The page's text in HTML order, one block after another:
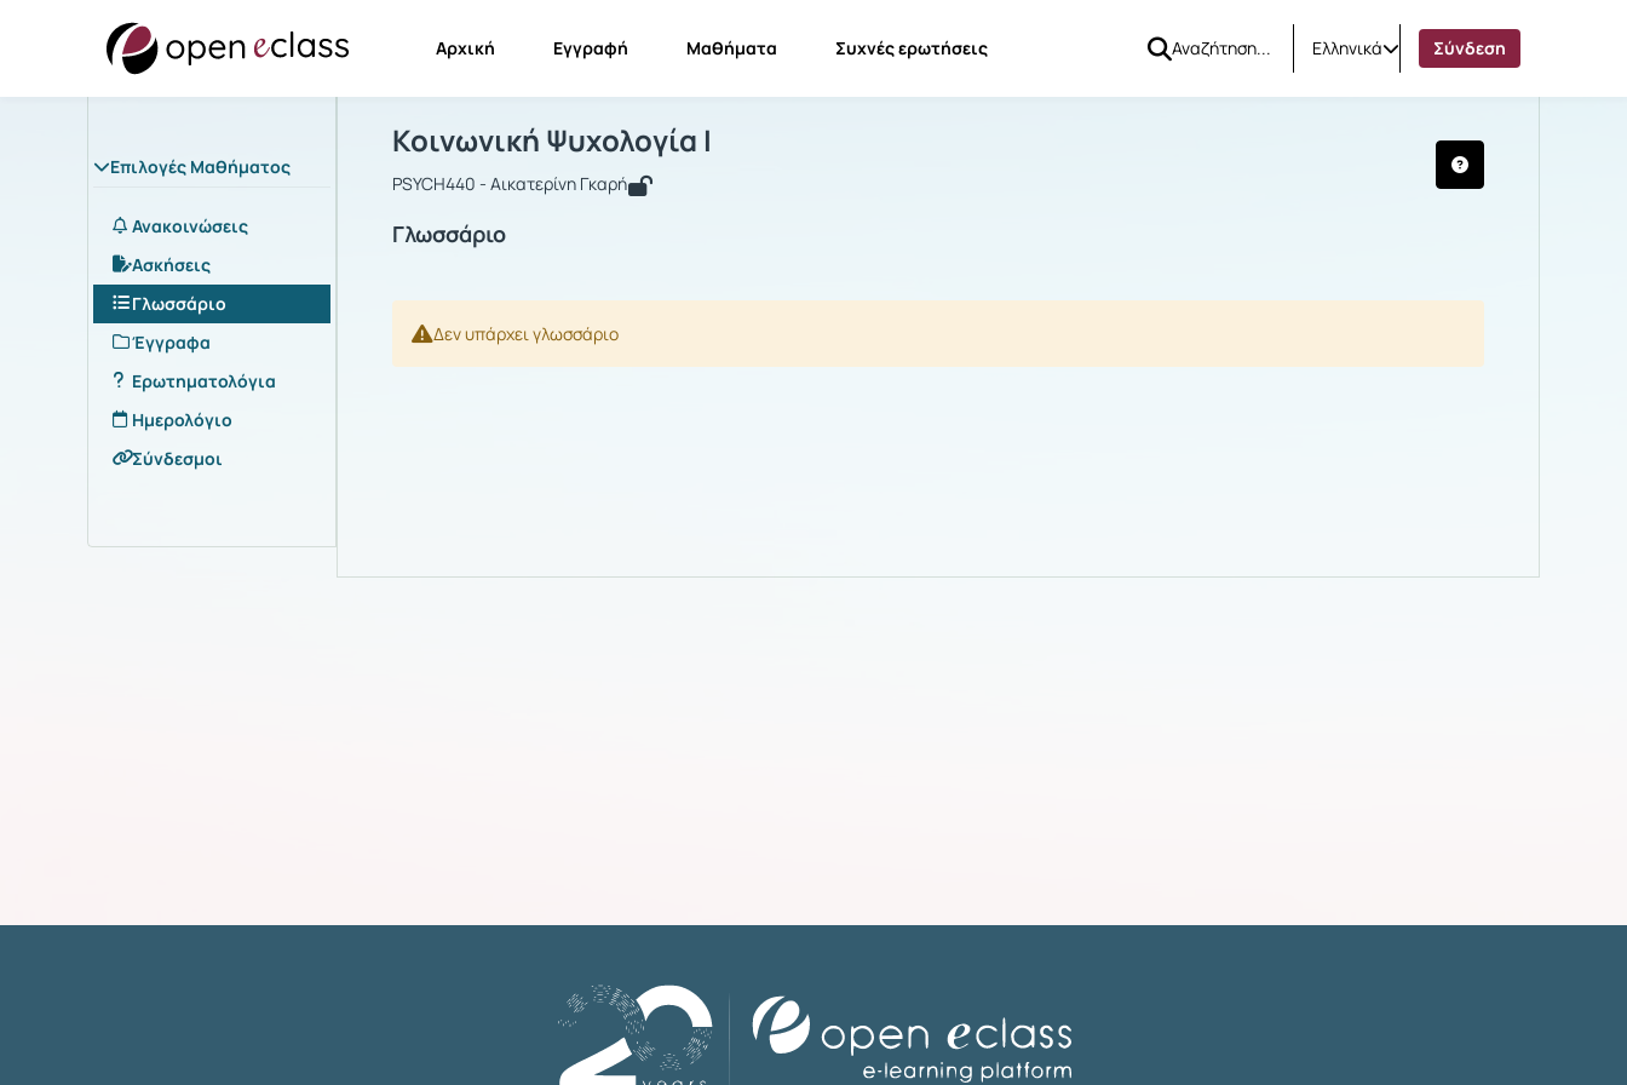
Αρχική Εγγραφή Μαθήματα Συχνές ερωτήσεις Ελληνικά Σύνδεση
Επιλογές Μαθήματος
Ανακοινώσεις
Ασκήσεις
Γλωσσάριο
Έγγραφα
Ερωτηματολόγια
Ημερολόγιο
Σύνδεσμοι
Μάθημα : Κοινωνική Ψυχολογία I
Κοινωνική Ψυχολογία I
PSYCH440 - Αικατερίνη Γκαρή
Γλωσσάριο
Δεν υπάρχει γλωσσάριο